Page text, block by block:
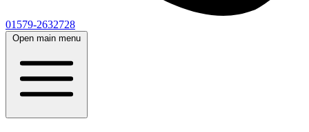
01579-2632728
Open main menu